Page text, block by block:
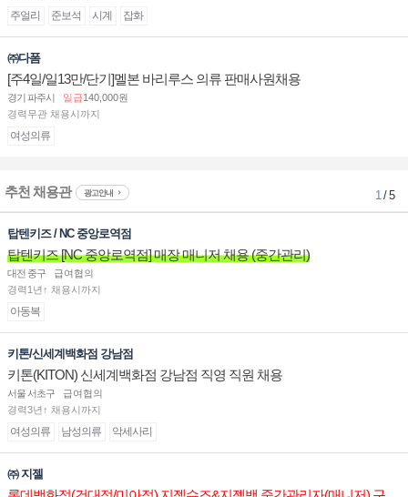
주얼리 준보석 시계 잡화
㈜다폼
[주4일/일13만/단기]멜본 바리루스 의류 판매사원채용
경기 파주시 일급140,000원
경력무관 채용시까지
여성의류
추천 채용관 광고안내 1/ 5
탑텐키즈 / NC 중앙로역점
탑텐키즈 [NC 중앙로역점] 매장 매니저 채용 (중간관리)
대전 중구
급여협의
경력1년↑ 채용시까지
아동복
키톤/신세계백화점 강남점
키톤(KITON) 신세계백화점 강남점 직영 직원 채용
서울 서초구
급여협의
경력3년↑ 채용시까지
여성의류 남성의류 악세사리
㈜ 지젤